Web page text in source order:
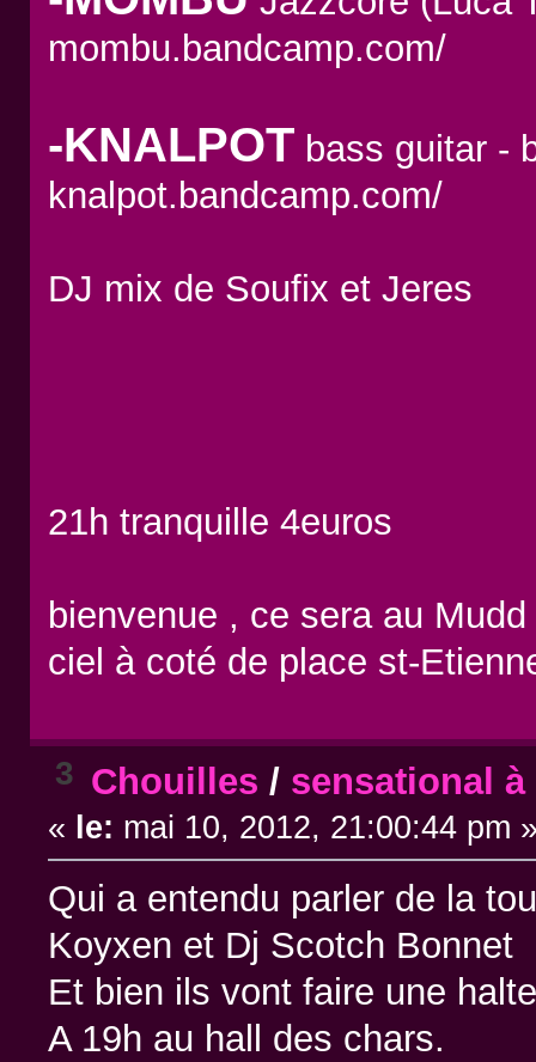
mombu.bandcamp.com/
-KNALPOT bass guitar -
knalpot.bandcamp.com/
DJ mix de Soufix et Jeres
21h tranquille 4euros
bienvenue , ce sera au
ciel à coté de place st-
3 Chouilles / sensational
« le: mai 10, 2012, 21:00:44 pm
Qui a entendu parler de la
Koyxen et Dj Scotch Bonnet
Et bien ils vont faire une
A 19h au hall des chars.